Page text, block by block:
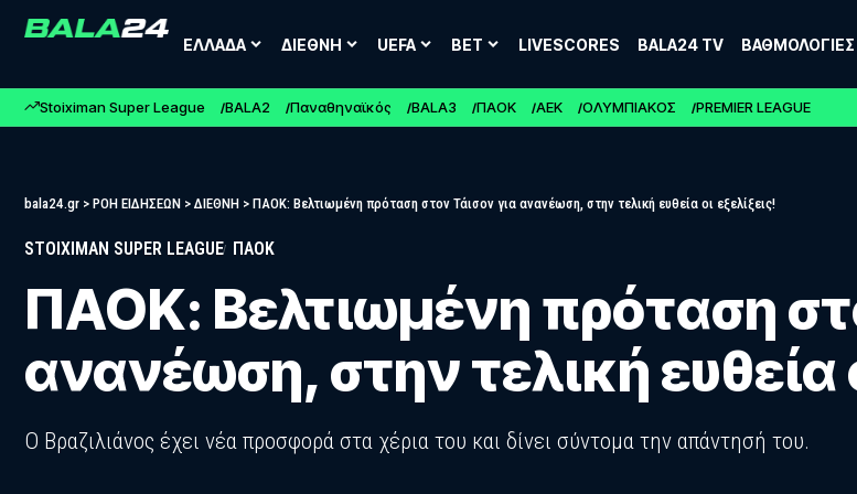
ΕΛΛΑΔΑ ΔΙΕΘΝΗ UEFA BET LIVESCORES BALA24 TV ΒΑΘΜΟΛΟΓΙΕΣ
Stoiximan Super League BALA2 Παναθηναϊκός BALA3 ΠΑΟΚ ΑΕΚ ΟΛΥΜΠΙΑΚΟΣ PREMIER LEAGUE
bala24.gr > ΡΟΗ ΕΙΔΗΣΕΩΝ > ΔΙΕΘΝΗ > ΠΑΟΚ: Βελτιωμένη πρόταση στον Τάισον για ανανέωση, στην τελική ευθεία οι εξελίξεις!
STOIXIMAN SUPER LEAGUE ΠΑΟΚ
ΠΑΟΚ: Βελτιωμένη πρόταση
ανανέωση, στην τελική ευθεία
Ο Βραζιλιάνος έχει νέα προσφορά στα χέρια του και δίνει σύντομα την απάντησή του.